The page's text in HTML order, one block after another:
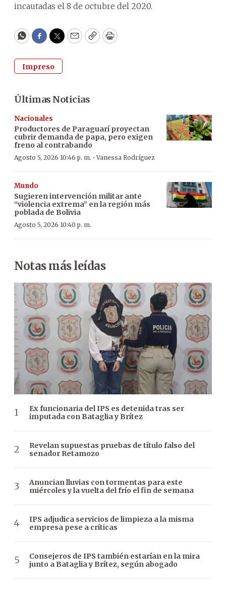
incautadas el 8 de octubre del 2020.
WhatsApp
Facebook
Twitter
EmailCopyPrint
Impreso
Últimas Noticias
Nacionales
Productores de Paraguarí proyectan
cubrir demanda de papa, pero exigen
freno al contrabando
Agosto 5, 2026 10:46 p. m. ·Vanessa Rodríguez
Mundo
Sugieren intervención militar ante
“violencia extrema” en la región más
poblada de Bolivia
Agosto 5, 2026 10:40 p. m.
Notas más leídas
Ex funcionaria del IPS es detenida tras ser
imputada con Bataglia y Brítez
Revelan supuestas pruebas de título falso del
senador Retamozo
Anuncian lluvias con tormentas para este
miércoles y la vuelta del frío el fin de semana
IPS adjudica servicios de limpieza a la misma
empresa pese a críticas
Consejeros de IPS también estarían en la mira
junto a Bataglia y Brítez, según abogado